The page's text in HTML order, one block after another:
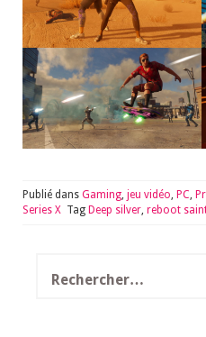
Publié dans Gaming, jeu vidéo, PC,
Series X Tag Deep silver, reboot